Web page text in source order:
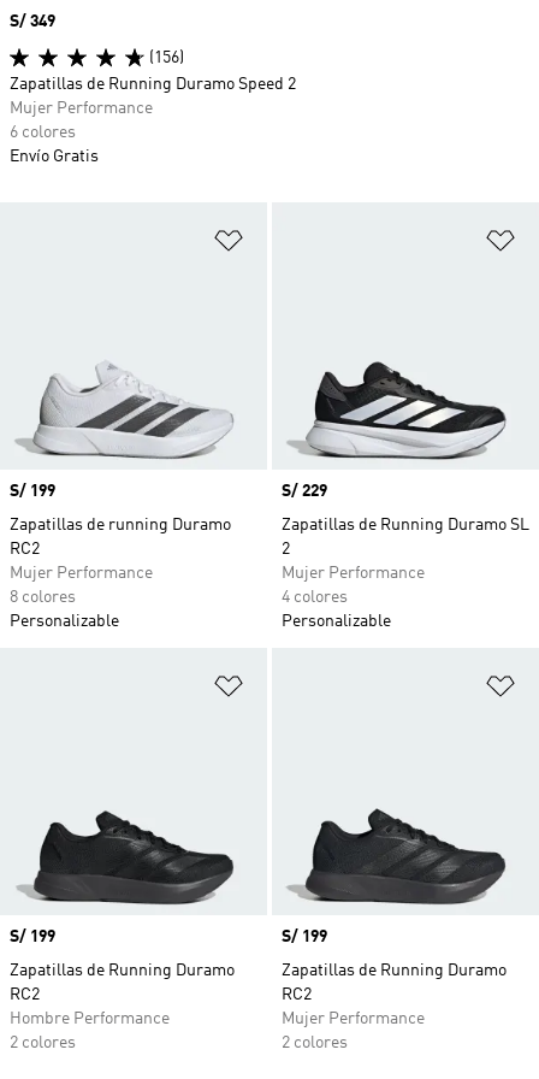
Precio
S/ 199
Zapatillas de running Duramo
RC2
Mujer Performance
8 colores
Personalizable
Precio
S/ 229
Zapatillas de Running Duramo SL
2
Mujer Performance
4 colores
Personalizable
Precio
S/ 199
Zapatillas de Running Duramo
RC2
Hombre Performance
2 colores
Precio
S/ 199
Zapatillas de Running Duramo
RC2
Mujer Performance
2 colores
Precio
S/ 349
(156)
Zapatillas de Running Duramo Speed 2
Mujer Performance
6 colores
Envío Gratis